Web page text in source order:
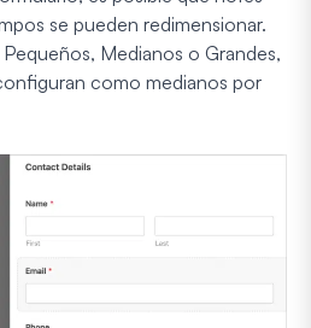
se pueden redimensionar.
Medianos o Grandes,
como medianos por